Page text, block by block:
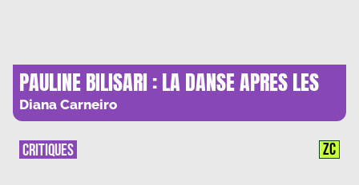
PAULINE BILISARI : LA DANSE APRES LES
LARMES
Diana Carneiro
CRITIQUES ZC